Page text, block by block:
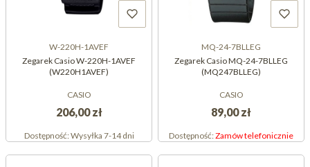
W-220H-1AVEF
Zegarek Casio W-220H-1AVEF
(W220H1AVEF)
CASIO
206,00 zł
Dostępność:Wysyłka 7-14 dni
MQ-24-7BLLEG
Zegarek Casio MQ-24-7BLLEG
(MQ247BLLEG)
CASIO
89,00 zł
Dostępność:Zamów telefonicznie